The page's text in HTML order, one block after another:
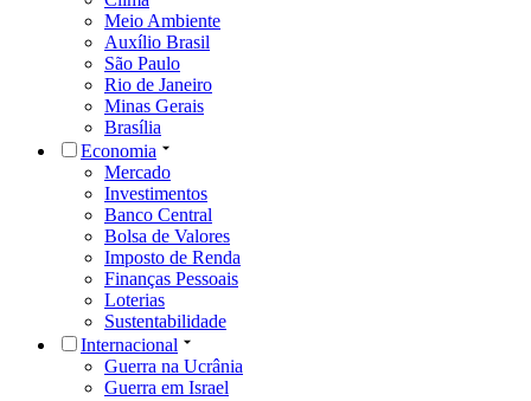
Meio Ambiente
Auxílio Brasil
São Paulo
Rio de Janeiro
Minas Gerais
Brasília
Economia
Mercado
Investimentos
Banco Central
Bolsa de Valores
Imposto de Renda
Finanças Pessoais
Loterias
Sustentabilidade
Internacional
Guerra na Ucrânia
Guerra em Israel